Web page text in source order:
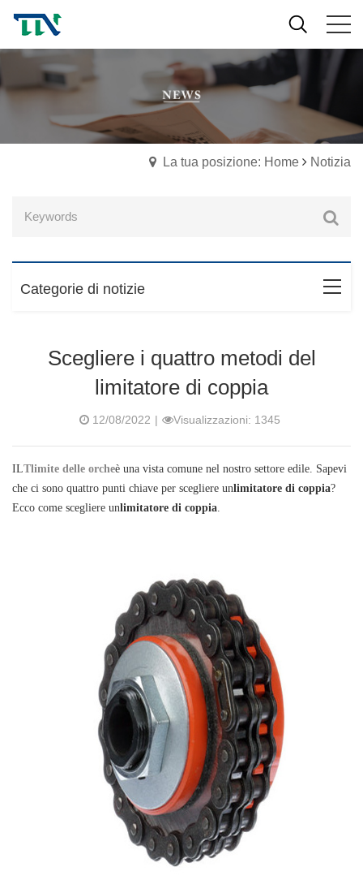
La tua posizione: Home Notizia
Categorie di notizie
Scegliere i quattro metodi del
limitatore di coppia
12/08/2022 | Visualizzazioni: 1345
ILTlimite delle orcheè una vista comune nel nostro settore edile. Sapevi
che ci sono quattro punti chiave per scegliere unlimitatore di coppia?
Ecco come scegliere unlimitatore di coppia